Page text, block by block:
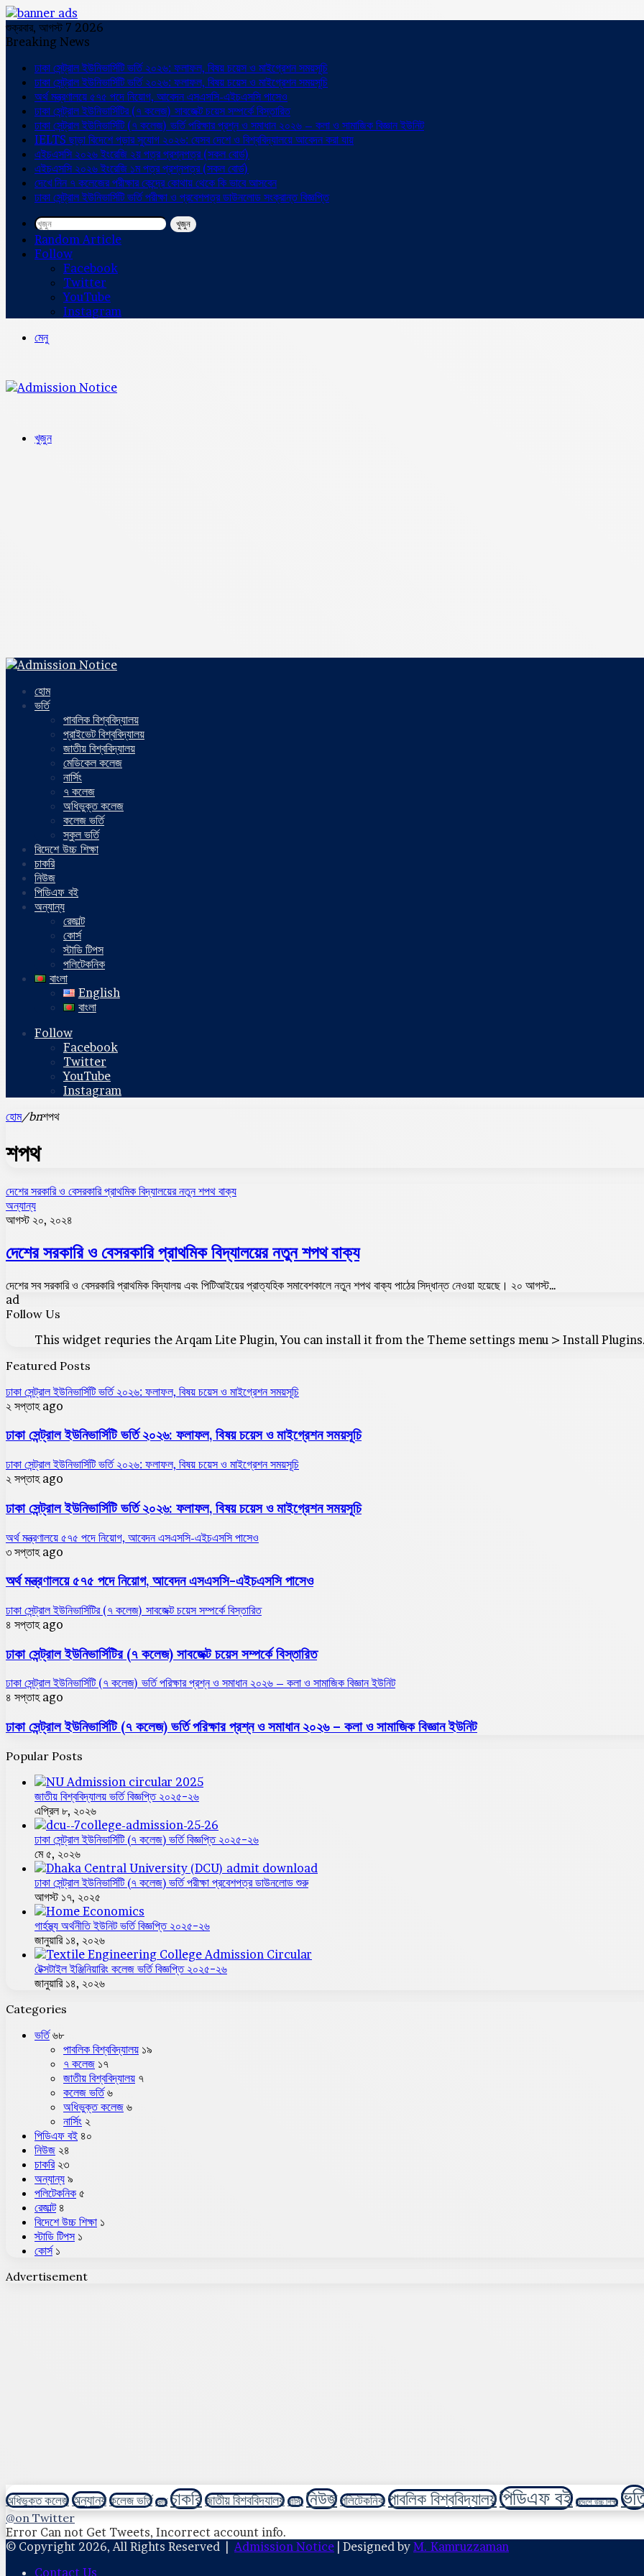
শুক্রবার, আগস্ট 7 2026
Breaking News
ঢাকা সেন্ট্রাল ইউনিভার্সিটি ভর্তি ২০২৬: ফলাফল, বিষয় চয়েস ও মাইগ্রেশন সময়সূচি
ঢাকা সেন্ট্রাল ইউনিভার্সিটি ভর্তি ২০২৬: ফলাফল, বিষয় চয়েস ও মাইগ্রেশন সময়সূচি
অর্থ মন্ত্রণালয়ে ৫৭৫ পদে নিয়োগ, আবেদন এসএসসি-এইচএসসি পাসেও
ঢাকা সেন্ট্রাল ইউনিভার্সিটির (৭ কলেজ) সাবজেক্ট চয়েস সম্পর্কে বিস্তারিত
ঢাকা সেন্ট্রাল ইউনিভার্সিটি (৭ কলেজ) ভর্তি পরিক্ষার প্রশ্ন ও সমাধান ২০২৬ – কলা ও সামাজিক বিজ্ঞান ইউনিট
IELTS ছাড়া বিদেশে পড়ার সুযোগ ২০২৬: যেসব দেশে ও বিশ্ববিদ্যালয়ে আবেদন করা যায়
এইচএসসি ২০২৬ ইংরেজি ২য় পত্র প্রশ্নপত্র (সকল বোর্ড)
এইচএসসি ২০২৬ ইংরেজি ১ম পত্র প্রশ্নপত্র (সকল বোর্ড)
দেখে নিন ৭ কলেজের পরীক্ষার কেন্দ্রে কোথায় থেকে কি ভাবে আসবেন
ঢাকা সেন্ট্রাল ইউনিভার্সিটি ভর্তি পরীক্ষা ও প্রবেশপত্র ডাউনলোড সংক্রান্ত বিজ্ঞপ্তি
খুজুন
Random Article
Follow
Facebook
Twitter
YouTube
Instagram
মেনু
খুজুন
হোম
ভর্তি
পাবলিক বিশ্ববিদ্যালয়
প্রাইভেট বিশ্ববিদ্যালয়
জাতীয় বিশ্ববিদ্যালয়
মেডিকেল কলেজ
নার্সিং
৭ কলেজ
অধিভুক্ত কলেজ
কলেজ ভর্তি
স্কুল ভর্তি
বিদেশে উচ্চ শিক্ষা
চাকরি
নিউজ
পিডিএফ বই
অন্যান্য
রেজাল্ট
কোর্স
স্টাডি টিপস
পলিটেকনিক
বাংলা
English
বাংলা
Follow
Facebook
Twitter
YouTube
Instagram
হোম/bnশপথ
শপথ
দেশের সরকারি ও বেসরকারি প্রাথমিক বিদ্যালয়ের নতুন শপথ বাক্য
অন্যান্য
আগস্ট ২০, ২০২৪
দেশের সরকারি ও বেসরকারি প্রাথমিক বিদ্যালয়ের নতুন শপথ বাক্য
দেশের সব সরকারি ও বেসরকারি প্রাথমিক বিদ্যালয় এবং পিটিআইয়ের প্রাত্যহিক সমাবেশকালে নতুন শপথ বাক্য পাঠের সিদ্ধান্ত নেওয়া হয়েছে। ২০ আগস্ট…
ad
Follow Us
This widget requries the Arqam Lite Plugin, You can install it from the Theme settings menu > Install
Featured Posts
ঢাকা সেন্ট্রাল ইউনিভার্সিটি ভর্তি ২০২৬: ফলাফল, বিষয় চয়েস ও মাইগ্রেশন সময়সূচি
২ সপ্তাহ ago
ঢাকা সেন্ট্রাল ইউনিভার্সিটি ভর্তি ২০২৬: ফলাফল, বিষয় চয়েস ও মাইগ্রেশন সময়সূচি
ঢাকা সেন্ট্রাল ইউনিভার্সিটি ভর্তি ২০২৬: ফলাফল, বিষয় চয়েস ও মাইগ্রেশন সময়সূচি
২ সপ্তাহ ago
ঢাকা সেন্ট্রাল ইউনিভার্সিটি ভর্তি ২০২৬: ফলাফল, বিষয় চয়েস ও মাইগ্রেশন সময়সূচি
অর্থ মন্ত্রণালয়ে ৫৭৫ পদে নিয়োগ, আবেদন এসএসসি-এইচএসসি পাসেও
৩ সপ্তাহ ago
অর্থ মন্ত্রণালয়ে ৫৭৫ পদে নিয়োগ, আবেদন এসএসসি-এইচএসসি পাসেও
ঢাকা সেন্ট্রাল ইউনিভার্সিটির (৭ কলেজ) সাবজেক্ট চয়েস সম্পর্কে বিস্তারিত
৪ সপ্তাহ ago
ঢাকা সেন্ট্রাল ইউনিভার্সিটির (৭ কলেজ) সাবজেক্ট চয়েস সম্পর্কে বিস্তারিত
ঢাকা সেন্ট্রাল ইউনিভার্সিটি (৭ কলেজ) ভর্তি পরিক্ষার প্রশ্ন ও সমাধান ২০২৬ – কলা ও সামাজিক বিজ্ঞান ইউনিট
৪ সপ্তাহ ago
ঢাকা সেন্ট্রাল ইউনিভার্সিটি (৭ কলেজ) ভর্তি পরিক্ষার প্রশ্ন ও সমাধান ২০২৬ – কলা ও সামাজিক বিজ্ঞান ইউনিট
Popular Posts
জাতীয় বিশ্ববিদ্যালয় ভর্তি বিজ্ঞপ্তি ২০২৫-২৬
এপ্রিল ৮, ২০২৬
ঢাকা সেন্ট্রাল ইউনিভার্সিটি (৭ কলেজ) ভর্তি বিজ্ঞপ্তি ২০২৫-২৬
মে ৫, ২০২৬
ঢাকা সেন্ট্রাল ইউনিভার্সিটি (৭ কলেজ) ভর্তি পরীক্ষা প্রবেশপত্র ডাউনলোড শুরু
আগস্ট ১৭, ২০২৫
গার্হস্থ্য অর্থনীতি ইউনিট ভর্তি বিজ্ঞপ্তি ২০২৫-২৬
জানুয়ারি ১৪, ২০২৬
টেক্সটাইল ইঞ্জিনিয়ারিং কলেজ ভর্তি বিজ্ঞপ্তি ২০২৫-২৬
জানুয়ারি ১৪, ২০২৬
Categories
ভর্তি ৬৮
পাবলিক বিশ্ববিদ্যালয় ১৯
৭ কলেজ ১৭
জাতীয় বিশ্ববিদ্যালয় ৭
কলেজ ভর্তি ৬
অধিভুক্ত কলেজ ৬
নার্সিং ২
পিডিএফ বই ৪০
নিউজ ২৪
চাকরি ২৩
অন্যান্য ৯
পলিটেকনিক ৫
রেজাল্ট ৪
বিদেশে উচ্চ শিক্ষা ১
স্টাডি টিপস ১
কোর্স ১
Advertisement
অধিভুক্ত কলেজঅন্যান্যকলেজ ভর্তি কোর্স চাকরিজাতীয় বিশ্ববিদ্যালয় নার্সিং নিউজ পলিটেকনিক পাবলিক বিশ্ববিদ্যালয়পিডিএফ বই বিদেশে উচ্চ শিক্ষা
@on Twitter
Error Can not Get Tweets, Incorrect account info.
© Copyright 2026, All Rights Reserved | Admission Notice | Designed by M. Kamruzzaman
Contact Us